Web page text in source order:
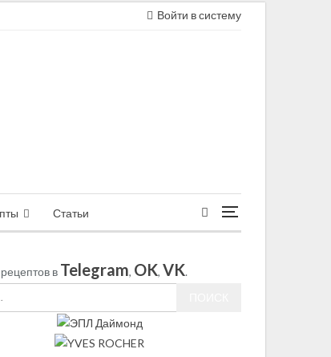
Войти в систему
Статьи
в Telegram, OK, VK.